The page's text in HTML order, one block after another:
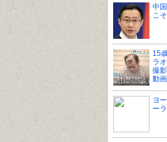
中
こ
15
ラ
撮
動
ヨ
ー